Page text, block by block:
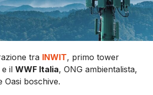
tra INWIT, primo tower
il WWF Italia, ONG ambientalista,
Oasi boschive.